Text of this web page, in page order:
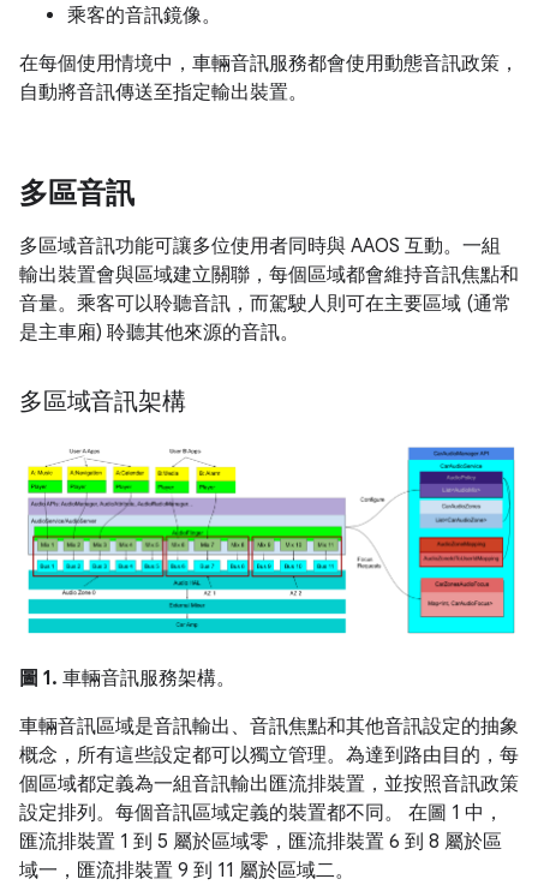
乘客的音訊鏡像。
在每個使用情境中，車輛音訊服務都會使用動態音訊政策，
自動將音訊傳送至指定輸出裝置。
多區音訊
多區域音訊功能可讓多位使用者同時與 AAOS 互動。一組
輸出裝置會與區域建立關聯，每個區域都會維持音訊焦點和
音量。乘客可以聆聽音訊，而駕駛人則可在主要區域 (通常
是主車廂) 聆聽其他來源的音訊。
多區域音訊架構
圖 1. 車輛音訊服務架構。
車輛音訊區域是音訊輸出、音訊焦點和其他音訊設定的抽象
概念，所有這些設定都可以獨立管理。為達到路由目的，每
個區域都定義為一組音訊輸出匯流排裝置，並按照音訊政策
設定排列。每個音訊區域定義的裝置都不同。 在圖 1 中，
匯流排裝置 1 到 5 屬於區域零，匯流排裝置 6 到 8 屬於區
域一，匯流排裝置 9 到 11 屬於區域二。